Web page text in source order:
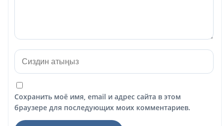
Сохранить моё имя, email и адрес сайта в этом
браузере для последующих моих комментариев.